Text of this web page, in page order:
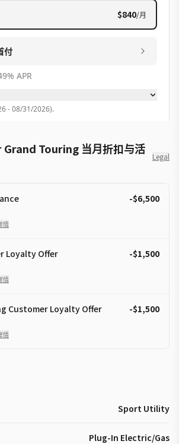
$840/月
付
APR
- 08/31/2026).
Touring 当月折扣与活
Legal
情
-$6,500
Loyalty Offer
情
-$1,500
Customer Loyalty Offer
情
-$1,500
Sport Utility
Plug-In Electric/Gas